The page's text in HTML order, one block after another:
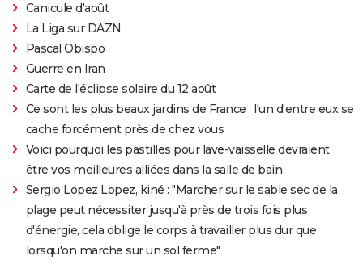
Canicule d'août
La Liga sur DAZN
Pascal Obispo
Guerre en Iran
Carte de l'éclipse solaire du 12 août
Ce sont les plus beaux jardins de France : l'un d'entre eux se
cache forcément près de chez vous
Voici pourquoi les pastilles pour lave-vaisselle devraient
être vos meilleures alliées dans la salle de bain
Sergio Lopez Lopez, kiné : "Marcher sur le sable sec de la
plage peut nécessiter jusqu'à près de trois fois plus
d'énergie, cela oblige le corps à travailler plus dur que
lorsqu'on marche sur un sol ferme"